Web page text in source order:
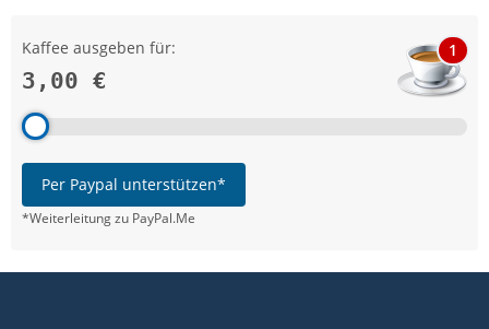
Kaffee ausgeben für:
3,00 €
1
Per Paypal unterstützen*
*Weiterleitung zu PayPal.Me